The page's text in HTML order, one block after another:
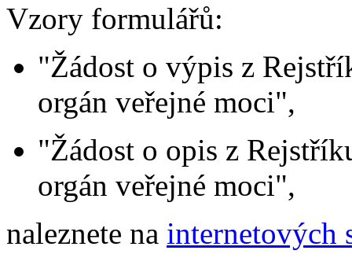
Vzory formulářů:
"Žádost o výpis z
orgán veřejné moci",
"Žádost o opis z
orgán veřejné moci",
naleznete na internetových